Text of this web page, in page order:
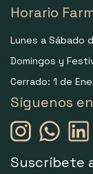
Horario
Lunes a Sábado
Domingos y
Cerrado: 1 de
Síguenos en
Suscríbete